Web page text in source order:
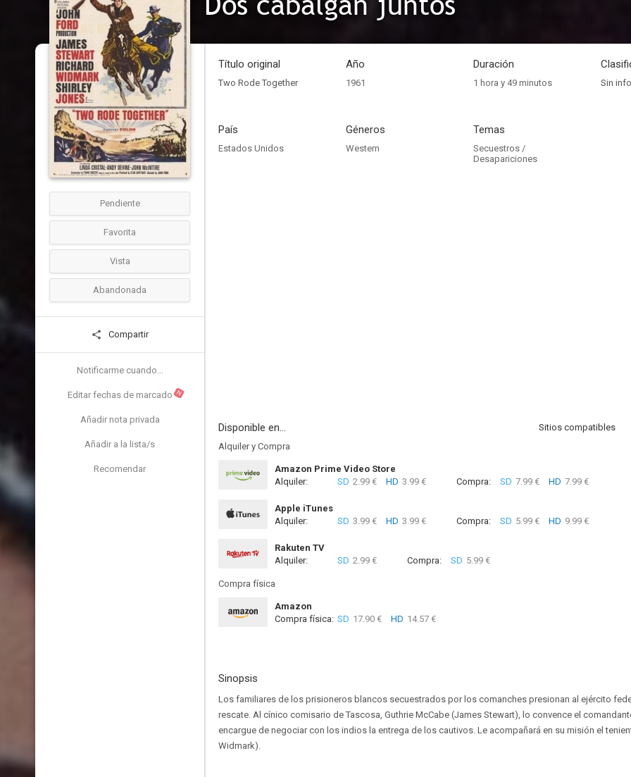
Pendiente
Favorita
Vista
Abandonada
Compartir
Notificarme cuando...
Editar fechas de marcado N
Añadir nota privada
Añadir a la lista/s
Recomendar
Título original
Two Rode Together
Año
1961
Duración
1 hora y 49 minutos Sin
País
Estados Unidos
Géneros
Western
Temas
Secuestros /
Desapariciones
Disponible en...
Sitios compatibles
Alquiler y Compra
Amazon Prime Video Store
Alquiler:
SD 2.99 € HD 3.99 € Compra: SD 7.99 € HD 7.99 €
Apple iTunes
Alquiler:
SD 3.99 € HD 3.99 € Compra: SD 5.99 € HD 9.99 €
Rakuten TV
Alquiler:
SD 2.99 € Compra: SD 5.99 €
Compra física
Amazon
Compra física: SD 17.90 € HD 14.57 €
Sinopsis
Los familiares de los prisioneros blancos secuestrados por los comanches presionan al ejército
rescate. Al cínico comisario de Tascosa, Guthrie McCabe (James Stewart), lo convence el
encargue de negociar con los indios la entrega de los cautivos. Le acompañará en su misión el
Widmark).